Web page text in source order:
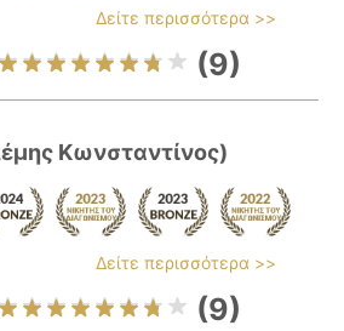
Δείτε περισσότερα >>
(9)
Κωνσταντίνος)
Δείτε περισσότερα >>
(9)